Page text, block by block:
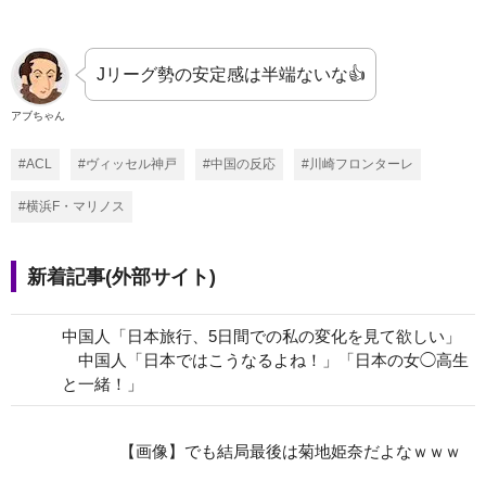
アブちゃん
Jリーグ勢の安定感は半端ないな👍️
#ACL #ヴィッセル神戸 #中国の反応 #川崎フロンターレ
#横浜F・マリノス
新着記事(外部サイト)
中国人「日本旅行、5日間での私の変化を見て欲しい」
中国人「日本ではこうなるよね！」「日本の女◯高生
と一緒！」
【画像】でも結局最後は菊地姫奈だよなｗｗｗ